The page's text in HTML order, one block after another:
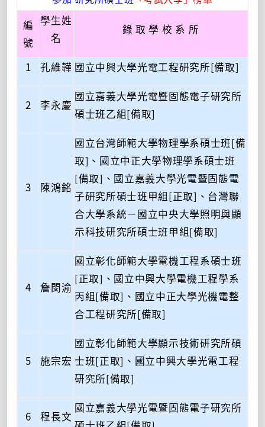
編
號
學生姓
名
錄 取 學 校 系 所
1 孔維韡 國立中興大學光電工程研究所[備取]
2 李永慶
國立嘉義大學光電暨固態電子研究所
碩士班乙組[備取]
3 陳鴻銘
國立台灣師範大學物理學系碩士班[備
取]、國立中正大學物理學系碩士班
[備取]、國立嘉義大學光電暨固態電
子研究所碩士班甲組[正取]、台灣聯
合大學系統－國立中央大學照明與顯
示科技研究所碩士班甲組[備取]
4 詹閔渝
國立彰化師範大學電機工程系碩士班
[正取]、國立中興大學電機工程學系
丙組[備取]、國立中正大學光機電整
合工程研究所[備取]
5 施宗宏
國立彰化師範大學顯示技術研究所碩
士班[正取]、國立中興大學光電工程
研究所[備取]
6 程長文
國立嘉義大學光電暨固態電子研究所